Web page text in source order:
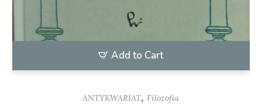
Add to Cart
ANTYKWARIAT,Filozofia